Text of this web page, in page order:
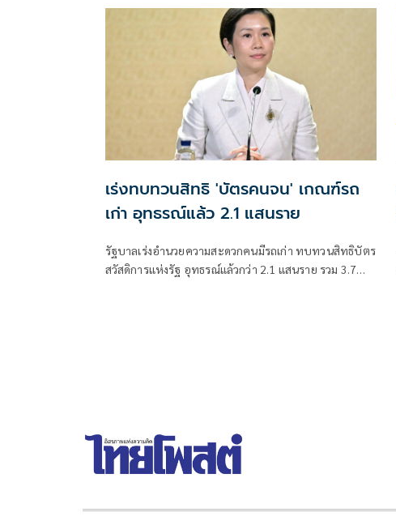
เร่งทบทวนสิทธิ 'บัตรคนจน' เกณฑ์รถ
เก่า อุทธรณ์แล้ว 2.1 แสนราย
รัฐบาลเร่งอำนวยความสะดวกคนมีรถเก่า ทบทวนสิทธิบัตร
สวัสดิการแห่งรัฐ อุทธรณ์แล้วกว่า 2.1 แสนราย รวม 3.7